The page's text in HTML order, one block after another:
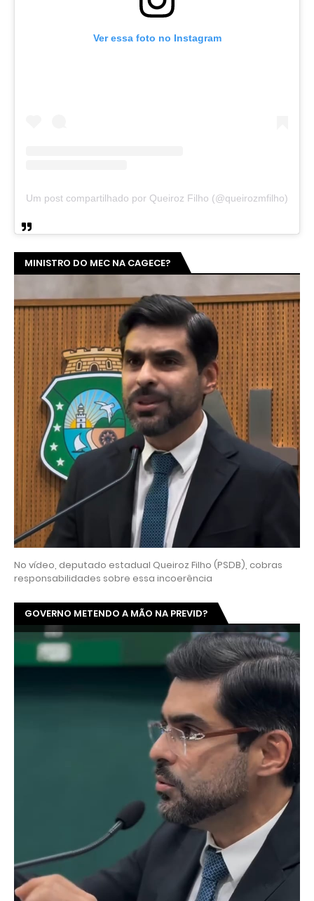
Ver essa foto no Instagram
Um post compartilhado por Queiroz Filho (@queirozmfilho)
MINISTRO DO MEC NA CAGECE?
No vídeo, deputado estadual Queiroz Filho (PSDB), cobras
responsabilidades sobre essa incoerência
GOVERNO METENDO A MÃO NA PREVID?